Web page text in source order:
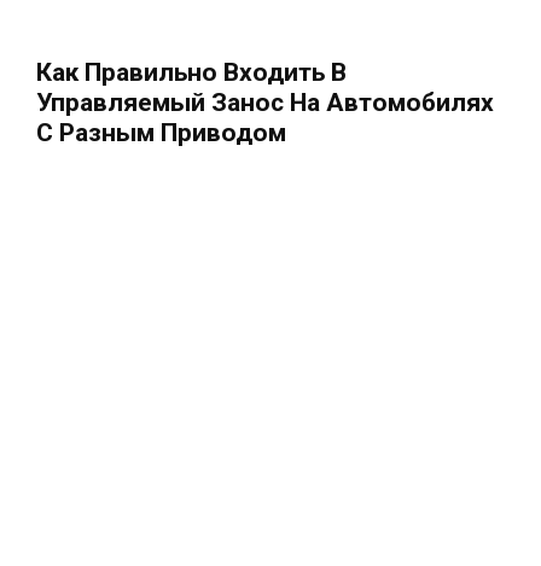
Как Правильно Входить В
Управляемый Занос На Автомобилях
С Разным Приводом